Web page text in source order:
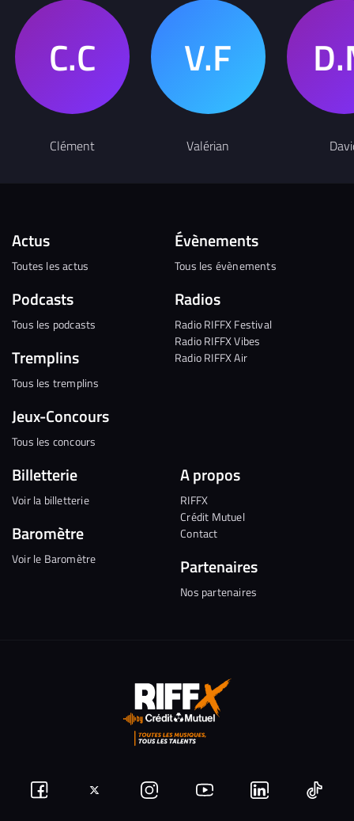
Clément Valérian
Actus
Toutes les actus
Podcasts
Tous les podcasts
Tremplins
Tous les tremplins
Jeux-Concours
Tous les concours
Évènements
Tous les évènements
Radios
Radio RIFFX Festival
Radio RIFFX Vibes
Radio RIFFX Air
Billetterie
Voir la billetterie
Baromètre
Voir le Baromètre
A propos
RIFFX
Crédit Mutuel
Contact
Partenaires
Nos partenaires
Suivez-Suivez-Nous
Nous
Nous
Nous